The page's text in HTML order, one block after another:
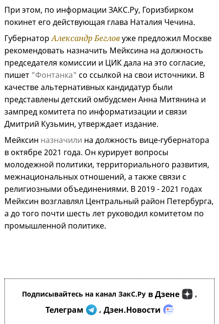
При этом, по информации ЗАКС.Ру, Горизбирком
покинет его действующая глава Наталия Чечина.
ГубернаторАлександр Бегловуже предложил Москве
рекомендовать назначить Мейксина на должность
председателя комиссии и ЦИК дала на это согласие,
пишет "Фонтанка" со ссылкой на свои источники. В
качестве альтернативных кандидатур были
представлены детский омбудсмен Анна Митянина и
зампред комитета по информатизации и связи
Дмитрий Кузьмин, утверждает издание.
Мейксин назначили на должность вице-губернатора
в октябре 2021 года. Он курирует вопросы
молодежной политики, территориального развития,
межнациональных отношений, а также связи с
религиозными объединениями. В 2019 - 2021 годах
Мейксин возглавлял Центральный район Петербурга,
а до того почти шесть лет руководил комитетом по
промышленной политике.
Подписывайтесь на канал ЗакС.Ру в Дзене ,
Телеграм , Дзен.Новости